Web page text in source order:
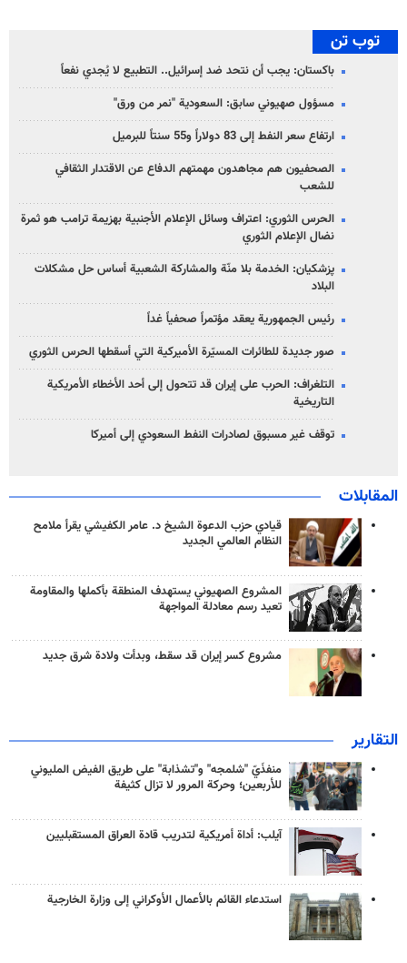
توب تن
باكستان: يجب أن نتحد ضد إسرائيل.. التطبيع لا يُجدي نفعاً
مسؤول صهيوني سابق: السعودية "نمر من ورق"
ارتفاع سعر النفط إلى 83 دولاراً و55 سنتاً للبرميل
الصحفيون هم مجاهدون مهمتهم الدفاع عن الاقتدار الثقافي
للشعب
الحرس الثوري: اعتراف وسائل الإعلام الأجنبية بهزيمة ترامب هو ثمرة
نضال الإعلام الثوري
پزشکیان: الخدمة بلا منّة والمشاركة الشعبية أساس حل مشكلات
البلاد
رئيس الجمهورية يعقد مؤتمراً صحفياً غداً
صور جديدة للطائرات المسيّرة الأميركية التي أسقطها الحرس الثوري
التلغراف: الحرب على إيران قد تتحول إلى أحد الأخطاء الأمريكية
التاريخية
توقف غير مسبوق لصادرات النفط السعودي إلى أميركا
المقابلات
قيادي حزب الدعوة الشيخ د. عامر الكفيشي يقرأ ملامح
النظام العالمي الجديد
المشروع الصهيوني يستهدف المنطقة بأكملها والمقاومة
تعيد رسم معادلة المواجهة
مشروع كسر إيران قد سقط، وبدأت ولادة شرق جديد
التقارير
منفذَيّ "شلمجه" و"تشذابة" على طريق الفيض المليوني
للأربعين؛ وحركة المرور لا تزال كثيفة
آيلب: أداة أمريكية لتدريب قادة العراق المستقبليين
استدعاء القائم بالأعمال الأوكراني إلى وزارة الخارجية